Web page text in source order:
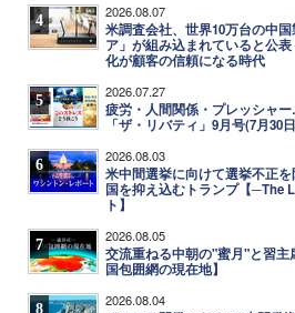
4 2026.08.07
米調査会社、世界10万台の中
ア」が組み込まれていると公
化が顧客の信頼になる時代
5 2026.07.27
疲労・人間関係・プレッシャ
「ザ・リバティ」9月号(7月30
6 2026.08.03
米中間選挙に向けて選挙不正
国を抑え込むトランプ【─The
ト】
7 2026.08.05
交流重ねる中朝の"蜜月"と習
国包囲網の現在地】
8 2026.08.04